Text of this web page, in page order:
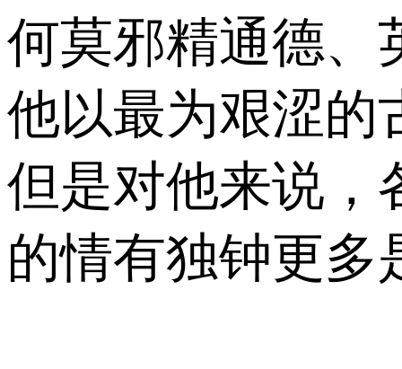
何莫邪精通德、
他以最为艰涩的
但是对他来说，
的情有独钟更多